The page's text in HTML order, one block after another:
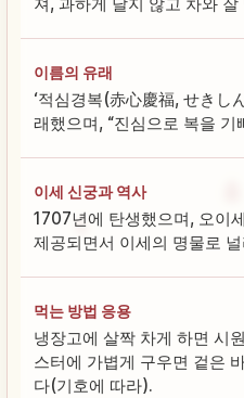
이름의 유래
‘적심경복(赤心慶福, せきし
래했으며, “진심으로 복을 기
이세 신궁과 역사
1707년에 탄생했으며, 오이
제공되면서 이세의 명물로
먹는 방법 응용
냉장고에 살짝 차게 하면 시
스터에 가볍게 구우면 겉은
다(기호에 따라).